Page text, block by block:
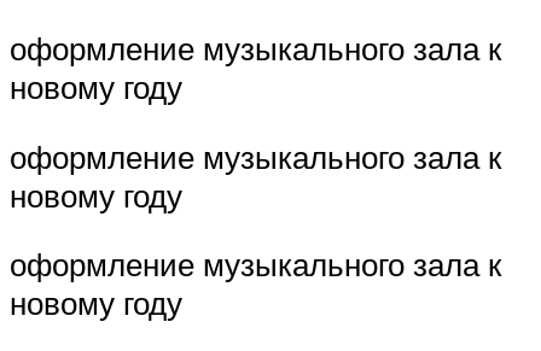
оформление музыкального зала к
новому году
оформление музыкального зала к
новому году
оформление музыкального зала к
новому году